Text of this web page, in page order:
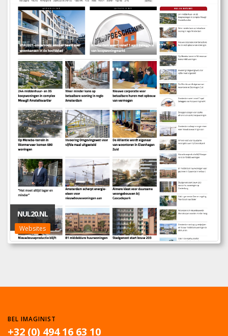
NUL20.NL
Websites
BEL IMAGINIST
+32 (0) 494 16 63 10